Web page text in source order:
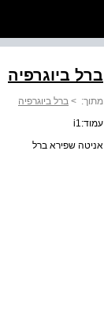
ברל ביוגרפיה
מתוך: > ברל ביוגרפיה
עמוד:i1
אניטה שפירא ברל